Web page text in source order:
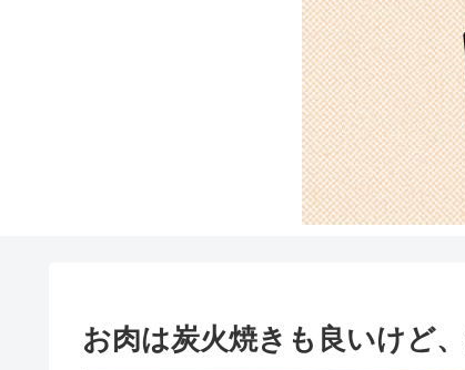
お肉は炭火焼きも良いけど